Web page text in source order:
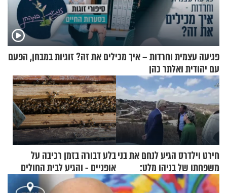
פגיעה עצמית וחרדות – איך מכילים את זה? זוגיות במבחן, הפעם
עם יהודית ואלתר כהן
חירט וילדרס הגיע לנחם את בני
משפחתו של בניהו מלט:
"מיליונים באירופה תומכים
בלע דבורה בזמן רכיבה על
אופניים - והגיע לבית החולים
במצב מסכן חיים